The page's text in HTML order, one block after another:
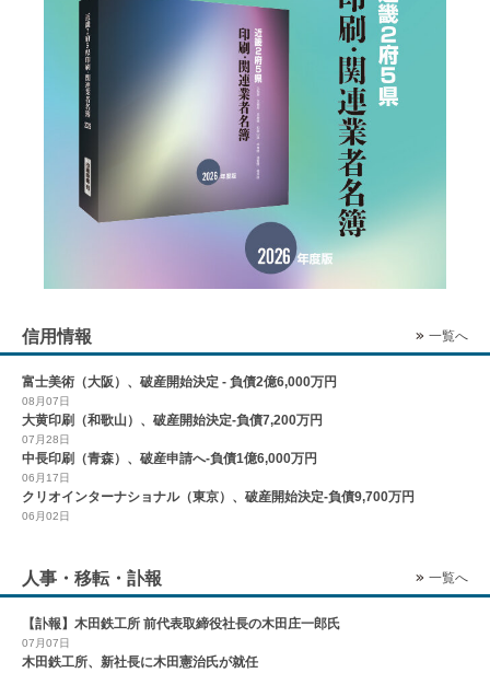
信用情報 一覧へ
富士美術（大阪）、破産開始決定 - 負債2億6,000万円
08月07日
大黄印刷（和歌山）、破産開始決定-負債7,200万円
07月28日
中長印刷（青森）、破産申請へ-負債1億6,000万円
06月17日
クリオインターナショナル（東京）、破産開始決定-負債9,700万円
06月02日
人事・移転・訃報 一覧へ
【訃報】木田鉄工所 前代表取締役社長の木田庄一郎氏
07月07日
木田鉄工所、新社長に木田憲治氏が就任